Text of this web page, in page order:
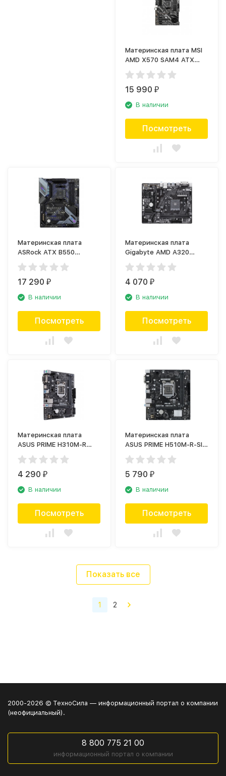
Материнская плата MSI
AMD X570 SAM4 ATX
X570-A PRO
15 990₽
В наличии
Посмотреть
Материнская плата
ASRock ATX B550
EXTREME4
17 290₽
В наличии
Посмотреть
Материнская плата
Gigabyte AMD A320
SAM4 MATX GA-A320M-
H V1.1
4 070₽
В наличии
Посмотреть
Материнская плата
ASUS PRIME H310M-R
90MB0YL0-M0ECY0
4 290₽
В наличии
Посмотреть
Материнская плата
ASUS PRIME H510M-R-SI
(90MB18C0-M0ECY0)
5 790₽
В наличии
Посмотреть
Показать все
1 2
2000-2026 © ТехноСила — информационный портал о компании
(неофициальный).
8 800 775 21 00
информационный портал о компании